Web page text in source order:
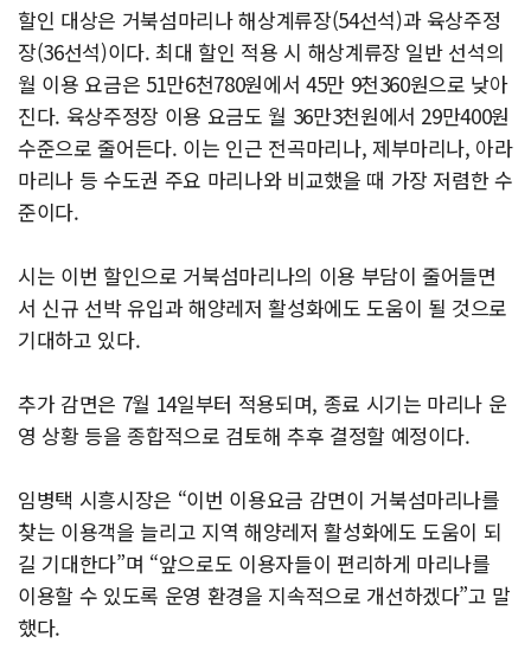
할인 대상은 거북섬마리나 해상계류장(54선석)과 육상주정
장(36선석)이다. 최대 할인 적용 시 해상계류장 일반 선석의
월 이용 요금은 51만6천780원에서 45만 9천360원으로 낮아
진다. 육상주정장 이용 요금도 월 36만3천원에서 29만400원
수준으로 줄어든다. 이는 인근 전곡마리나, 제부마리나, 아라
마리나 등 수도권 주요 마리나와 비교했을 때 가장 저렴한 수
준이다.
시는 이번 할인으로 거북섬마리나의 이용 부담이 줄어들면
서 신규 선박 유입과 해양레저 활성화에도 도움이 될 것으로
기대하고 있다.
추가 감면은 7월 14일부터 적용되며, 종료 시기는 마리나 운
영 상황 등을 종합적으로 검토해 추후 결정할 예정이다.
임병택 시흥시장은 “이번 이용요금 감면이 거북섬마리나를
찾는 이용객을 늘리고 지역 해양레저 활성화에도 도움이 되
길 기대한다”며 “앞으로도 이용자들이 편리하게 마리나를
이용할 수 있도록 운영 환경을 지속적으로 개선하겠다”고 말
했다.